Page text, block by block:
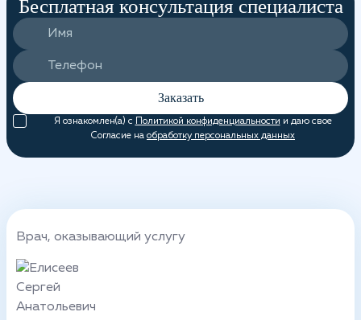
Бесплатная консультация специалиста
Заказать
Я ознакомлен(а) с Политикой конфиденциальности и даю свое
Согласие на обработку персональных данных
Врач, оказывающий услугу